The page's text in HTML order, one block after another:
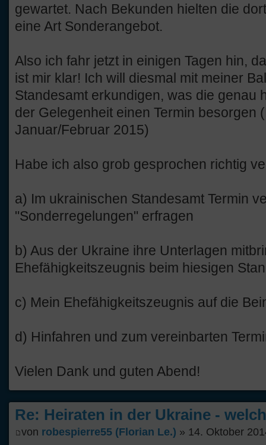
gewartet. Nach Bekunden hielten die
eine Art Sonderangebot.
Also ich fahr jetzt in einigen Tagen hin,
ist mir klar! Ich will diesmal mit meiner
Standesamt erkundigen, was die genau
der Gelegenheit einen Termin besorgen
Januar/Februar 2015)
Habe ich also grob gesprochen richtig
a) Im ukrainischen Standesamt Termin
"Sonderregelungen" erfragen
b) Aus der Ukraine ihre Unterlagen
Ehefähigkeitszeugnis beim hiesigen
c) Mein Ehefähigkeitszeugnis auf die
d) Hinfahren und zum vereinbarten
Vielen Dank und guten Abend!
Re: Heiraten in der Ukraine -
von robespierre55 (Florian Le.) » 14. Oktober